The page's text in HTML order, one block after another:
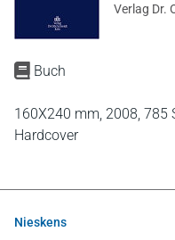
Buch
160X240 mm, 2008, 785
Hardcover
Verlag Dr.
Nieskens